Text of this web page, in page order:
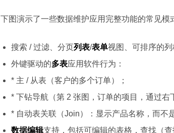
下图演示了一些数据维护应用完整功能的常见模
搜索 / 过滤、分页列表/表单视图、可排序的列
外键驱动的多表应用软件行为：
* 主 / 从表（客户的多个订单）；
* 下钻导航（第 2 张图，订单的项目，通过右
* 自动表关联（Join）：显示产品名称，而不
数据编辑支持，包括可编辑的表格，查找（查